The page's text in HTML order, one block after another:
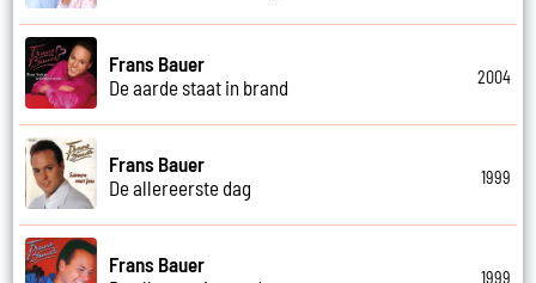
Frans Bauer
De aarde staat in brand
2004
Frans Bauer
De allereerste dag
1999
Frans Bauer
1999